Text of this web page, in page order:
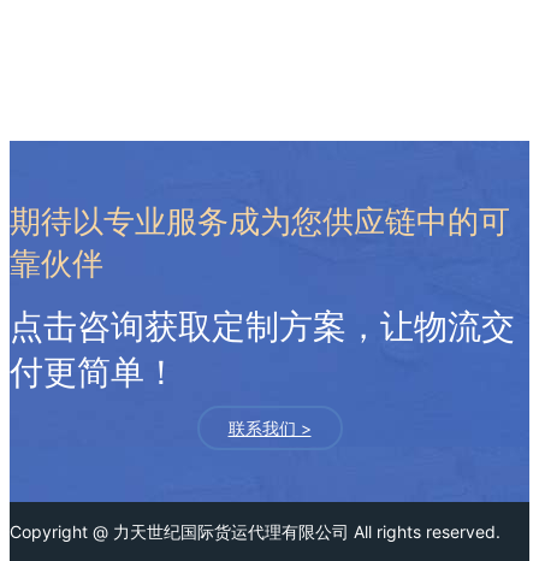
期待以专业服务成为您供应链中的可
靠伙伴
点击咨询获取定制方案，让物流交
付更简单！
联系我们 >
Copyright @ 力天世纪国际货运代理有限公司 All rights reserved.